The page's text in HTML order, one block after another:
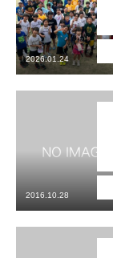
2026.01.24
2016.10.28